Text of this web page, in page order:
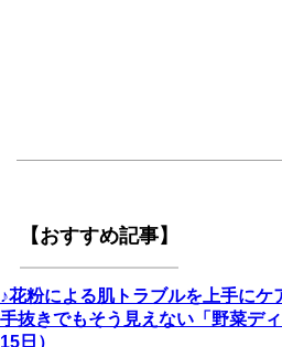
【おすすめ記事】
♪花粉による肌トラブルを上手にケ
手抜きでもそう見えない「野菜デ
15日）